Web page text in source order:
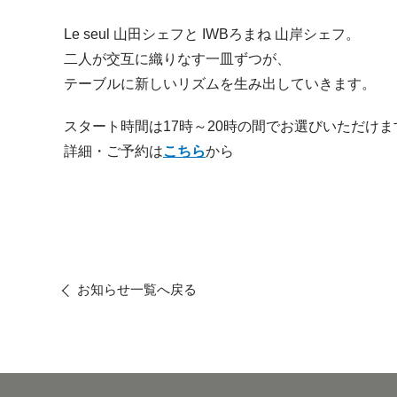
Le seul 山田シェフと IWBろまね 山岸シェフ。
二人が交互に織りなす一皿ずつが、
テーブルに新しいリズムを生み出していきます。
スタート時間は17時～20時の間でお選びいただけま
詳細・ご予約はこちらから
お知らせ一覧へ戻る